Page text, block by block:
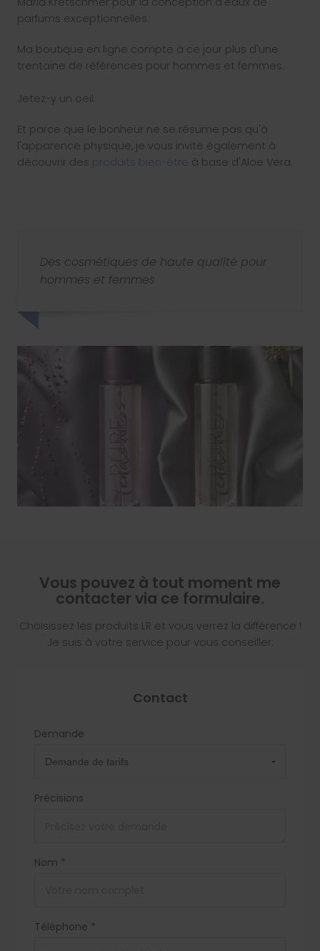
parfums exceptionnelles.
Ma boutique en ligne compte à ce jour plus d'une
trentaine de références pour hommes et femmes.
Jetez-y un oeil.
Et parce que le bonheur ne se résume pas qu'à
l'apparence physique, je vous invite également à
découvrir des produits bien-être à base d'Aloe Vera.
Des cosmétiques de haute qualité pour
hommes et femmes
Vous pouvez à tout moment me
contacter via ce formulaire.
Choisissez les produits LR et vous verrez la différence !
Je suis à votre service pour vous conseiller.
Contact
Demande
Précisions
Nom *
Téléphone *